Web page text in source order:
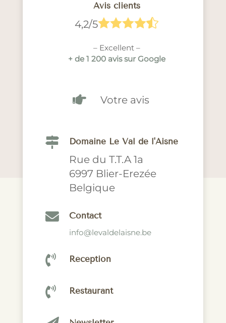
Avis clients
4,2/5
– Excellent –
+ de 1 200 avis sur Google
 Votre avis
 Domaine Le Val de l'Aisne
Rue du T.T.A 1a
6997 Blier-Erezée
Belgique
 Contact
info@levaldelaisne.be
 Réception
 Restaurant